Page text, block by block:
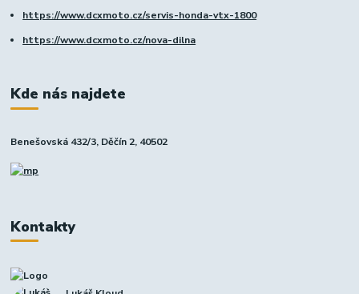
https://www.dcxmoto.cz/servis-honda-vtx-1800
https://www.dcxmoto.cz/nova-dilna
Kde nás najdete
Benešovská 432/3, Děčín 2, 40502
Kontakty